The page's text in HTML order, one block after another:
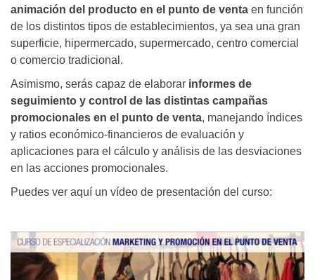
animación del producto en el punto de venta en función
de los distintos tipos de establecimientos, ya sea una gran
superficie, hipermercado, supermercado, centro comercial
o comercio tradicional.
Asimismo, serás capaz de elaborar informes de
seguimiento y control de las distintas campañas
promocionales en el punto de venta, manejando índices
y ratios económico-financieros de evaluación y
aplicaciones para el cálculo y análisis de las desviaciones
en las acciones promocionales.
Puedes ver aquí un vídeo de presentación del curso: